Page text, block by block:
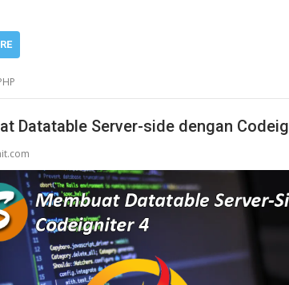
Datatable Server-side dengan